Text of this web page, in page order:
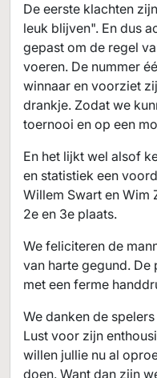
De eerste klachten
leuk blijven". En dus
gepast om de regel
voeren. De nummer
winnaar en voorziet
drankje. Zodat we
toernooi en op een
En het lijkt wel alsof
en statistiek een
Willem Swart en Wim
2e en 3e plaats.
We feliciteren de
van harte gegund.
met een ferme
We danken de
Lust voor zijn
willen jullie nu al
doen. Want dan zijn